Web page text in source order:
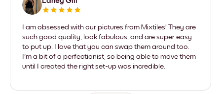
I am obsessed with our pictures from Mixtiles! They are
such good quality, look fabulous, and are super easy
to put up. I love that you can swap them around too.
I'm a bit of a perfectionist, so being able to move them
until I created the right set-up was incredible.